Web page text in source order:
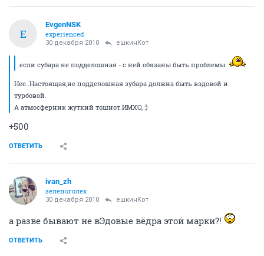
E
EvgenNSK
experienced
30 декабря 2010 ешкинКот
если субара не подделошная - с ней обязаны быть проблемы.
Нее..Настоящая,не подделошная зубара должна быть вэдовой и
турбовой.
А атмосферник жуткий тошнот.ИМХО, :)
+500
ОТВЕТИТЬ
ivan_zh
зеленоголек
30 декабря 2010 ешкинКот
а разве бывают не вЭдовые вёдра этой марки?!
ОТВЕТИТЬ